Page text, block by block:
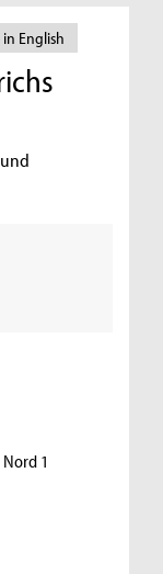
English
1